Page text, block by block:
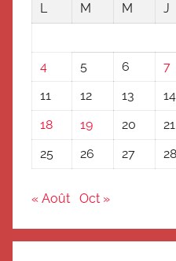
L
M M J
4
5 6 7
11
12 13 14
18
19 20 21
25
26 27 28
« Août Oct »